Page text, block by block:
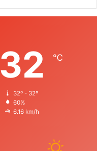
32 ℃
32º - 32º
60%
6.16 km/h